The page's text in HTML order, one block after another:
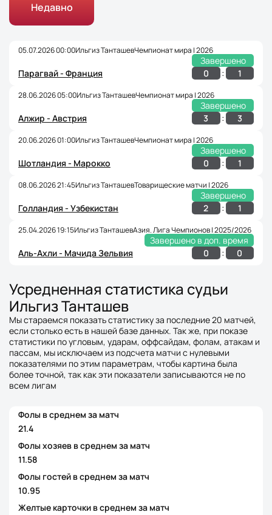
Недавно
05.07.2026 00:00Ильгиз ТанташевЧемпионат мира | 2026
Завершено
Парагвай - Франция
0 : 1
28.06.2026 05:00Ильгиз ТанташевЧемпионат мира | 2026
Завершено
Алжир - Австрия
3 : 3
20.06.2026 01:00Ильгиз ТанташевЧемпионат мира | 2026
Завершено
Шотландия - Марокко
0 : 1
08.06.2026 21:45Ильгиз ТанташевТоварищеские матчи | 2026
Завершено
Голландия - Узбекистан
2 : 1
25.04.2026 19:15Ильгиз ТанташевАзия. Лига Чемпионов | 2025/2026
Завершено в доп. время
Аль-Ахли - Мачида Зельвия
0 : 0
Усредненная статистика судьи
Ильгиз Танташев
Мы стараемся показать статистику за последние 20 матчей,
если столько есть в нашей базе данных. Так же, при показе
статистики по угловым, ударам, оффсайдам, фолам, атакам и
пассам, мы исключаем из подсчета матчи с нулевыми
показателями по этим параметрам, чтобы картина была
более точной, так как эти показатели записываются не по
всем лигам
Фолы в среднем за матч
21.4
Фолы хозяев в среднем за матч
11.58
Фолы гостей в среднем за матч
10.95
Желтые карточки в среднем за матч